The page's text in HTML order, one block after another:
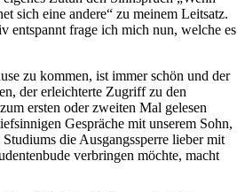
sich eine andere“ zu meinem Leitsatz.
entspannt frage ich mich nun, welche es
zu kommen, ist immer schön und der
der erleichterte Zugriff zu den
ersten oder zweiten Mal gelesen
Gespräche mit unserem Sohn,
die Ausgangssperre lieber mit
verbringen möchte, macht